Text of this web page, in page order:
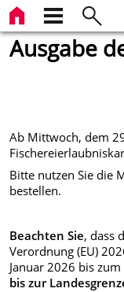
Ausgabe
Ab Mittwoch, dem
Bitte nutzen Sie die
bestellen.
Beachten Sie, dass
Verordnung (EU)
Januar 2026 bis
bis zur